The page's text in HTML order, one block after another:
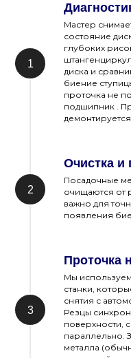
Мастер
состояние
глубоких
диска и
биение
проточка не
подшипник .
Очистка и
Посадочные
очищаются от
важно для
появления
Проточка
Мы
станки,
снятия с
Резцы
поверхности,
параллельно.
металла